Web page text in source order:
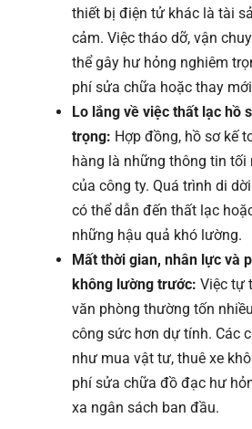
thiết bị điện tử khác là tài
cảm. Việc tháo dỡ, vận
thể gây hư hỏng nghiêm
phí sửa chữa hoặc thay
Lo lắng về việc thất lạc hồ
trọng: Hợp đồng, hồ sơ kế
hàng là những thông tin tối
của công ty. Quá trình di
có thể dẫn đến thất lạc
những hậu quả khó lường.
Mất thời gian, nhân lực và
không lường trước: Việc tự
văn phòng thường tốn
công sức hơn dự tính. Các
như mua vật tư, thuê xe
phí sửa chữa đồ đạc hư
xa ngân sách ban đầu.